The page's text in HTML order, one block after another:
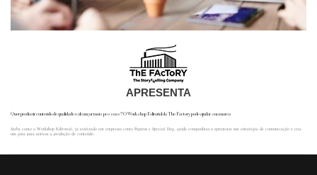
APRESENTA
Quer produzir conteúdo de qualidade e alcançar mais pessoas? O Workshop Editorial da The Factory pode ajudar sua marca
Saiba como o Workshop Editorial, já realizado em empresas como Papirus e Special Dog, ajuda companhias a aprimorar sua estratégia de comunicação e cria
um guia para nortear a produção de conteúdo.